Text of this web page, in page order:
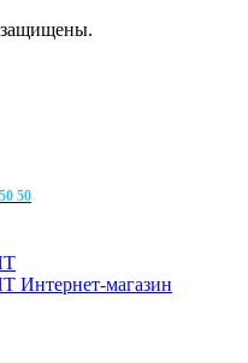
50
Интернет-магазин